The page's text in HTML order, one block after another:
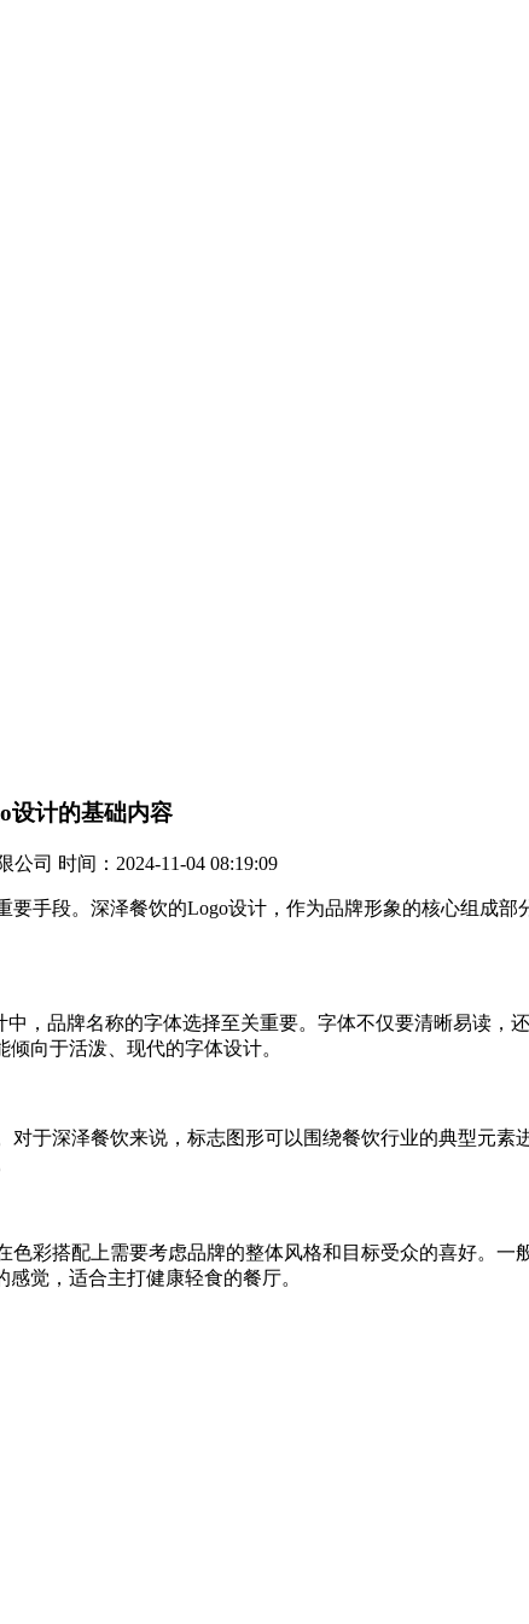
设计的基础内容
司 时间：2024-11-04 08:19:09
手段。深泽餐饮的Logo设计，作为品牌形象的核心组成部
，品牌名称的字体选择至关重要。字体不仅要清晰易读，
向于活泼、现代的字体设计。
于深泽餐饮来说，标志图形可以围绕餐饮行业的典型元素
彩搭配上需要考虑品牌的整体风格和目标受众的喜好。一
觉，适合主打健康轻食的餐厅。